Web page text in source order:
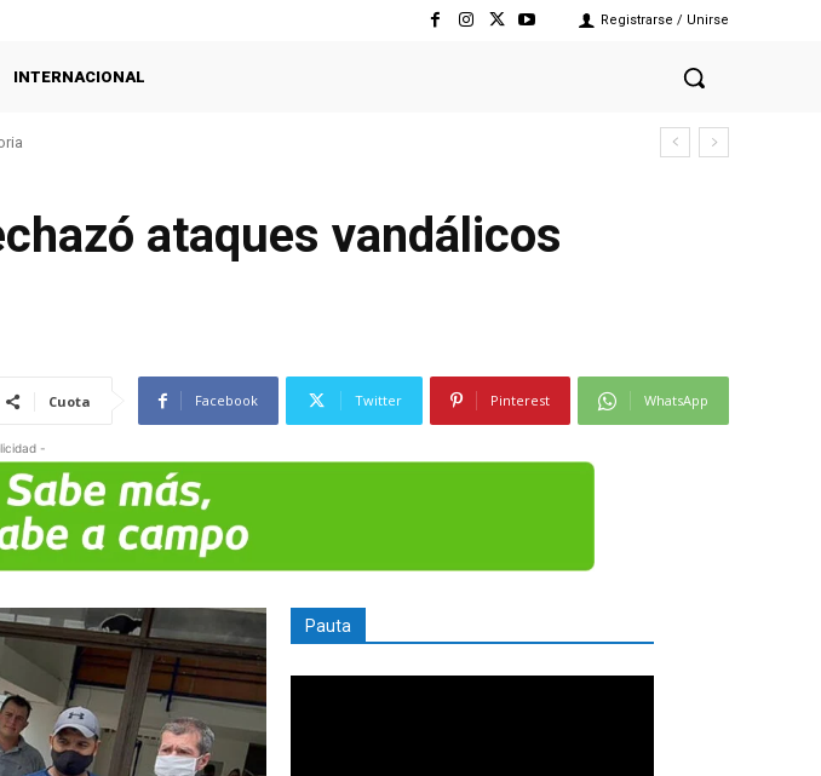
Registrarse / Unirse
INTERNACIONAL
ataques vandálicos
Cuota Facebook Twitter Pinterest WhatsApp
-
Pauta